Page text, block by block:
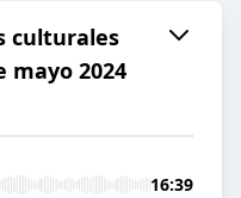
culturales
mayo 2024
16:39